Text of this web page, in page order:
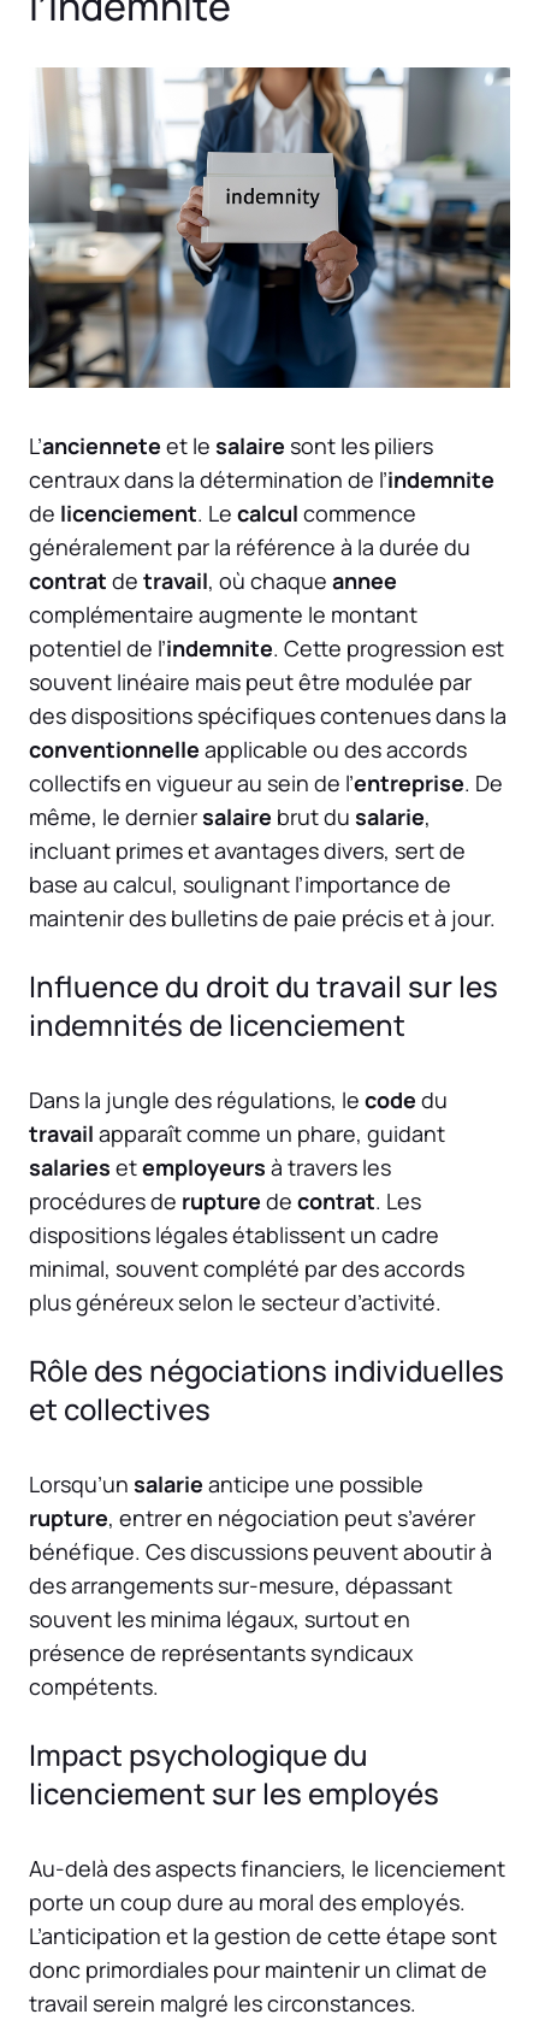
L’anciennete et le salaire sont les piliers
centraux dans la détermination de l’indemnite
de licenciement. Le calcul commence
généralement par la référence à la durée du
contrat de travail, où chaque annee
complémentaire augmente le montant
potentiel de l’indemnite. Cette progression est
souvent linéaire mais peut être modulée par
des dispositions spécifiques contenues dans la
conventionnelle applicable ou des accords
collectifs en vigueur au sein de l’entreprise. De
même, le derniersalaire brut du salarie,
incluant primes et avantages divers, sert de
base au calcul, soulignant l’importance de
maintenir des bulletins de paie précis et à jour.
Influence du droit du travail sur les
indemnités de licenciement
Dans la jungle des régulations, le code du
travail apparaît comme un phare, guidant
salaries etemployeurs à travers les
procédures de rupture de contrat. Les
dispositions légales établissent un cadre
minimal, souvent complété par des accords
plus généreux selon le secteur d’activité.
Rôle des négociations individuelles
et collectives
Lorsqu’un salarie anticipe une possible
rupture, entrer en négociation peut s’avérer
bénéfique. Ces discussions peuvent aboutir à
des arrangements sur-mesure, dépassant
souvent les minima légaux, surtout en
présence de représentants syndicaux
compétents.
Impact psychologique du
licenciement sur les employés
Au-delà des aspects financiers, le licenciement
porte un coup dure au moral des employés.
L’anticipation et la gestion de cette étape sont
donc primordiales pour maintenir un climat de
travail serein malgré les circonstances.